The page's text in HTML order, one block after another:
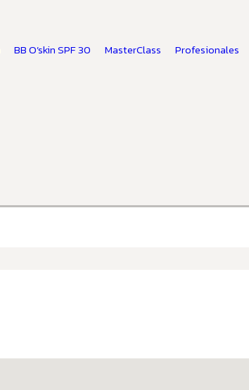
BB O’skin SPF 30 MasterClass Profesionales